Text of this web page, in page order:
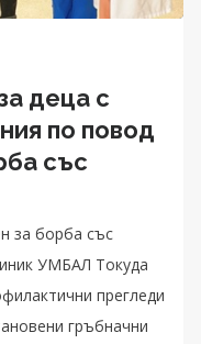
деца с
по повод
със
за борба със
УМБАЛ Токуда
прегледи
гръбначни